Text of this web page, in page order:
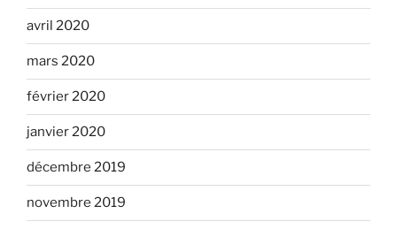
avril 2020
mars 2020
février 2020
janvier 2020
décembre 2019
novembre 2019